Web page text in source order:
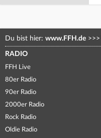
Du bist hier: www.FFH.de >>>
RADIO
FFH Live
80er Radio
90er Radio
2000er Radio
Rock Radio
Oldie Radio